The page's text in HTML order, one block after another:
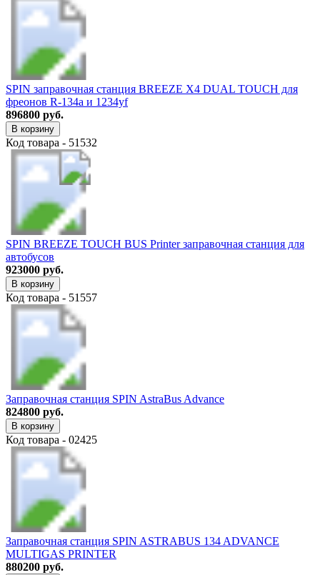
SPIN заправочная станция BREEZE X4 DUAL TOUCH для
фреонов R-134a и 1234yf
896800 руб.
В корзину
Код товара - 51532
SPIN BREEZE TOUCH BUS Printer заправочная станция для
автобусов
923000 руб.
В корзину
Код товара - 51557
Заправочная станция SPIN AstraBus Advance
824800 руб.
В корзину
Код товара - 02425
Заправочная станция SPIN ASTRABUS 134 ADVANCE
MULTIGAS PRINTER
880200 руб.